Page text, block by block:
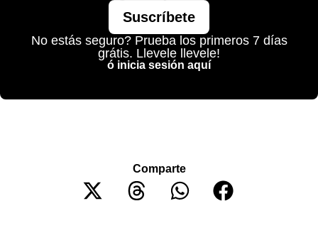
Suscríbete
No estás seguro? Prueba los primeros 7 días
grátis. Llevele llevele!
ó inicia sesión aquí
Comparte